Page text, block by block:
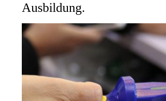
Ausbildung.